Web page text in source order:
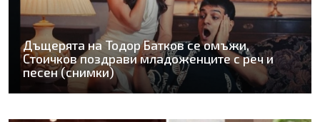
Дъщерята на Тодор Батков се омъжи,
Стоичков поздрави младоженците с реч и
песен (снимки)